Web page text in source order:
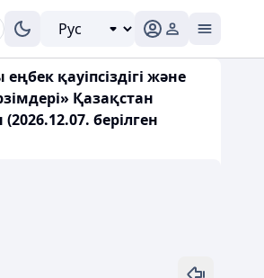
қауіпсіздігі және
Қазақстан
берілген